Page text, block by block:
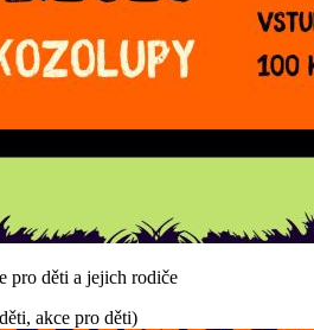
pro děti a jejich rodiče
akce pro děti)